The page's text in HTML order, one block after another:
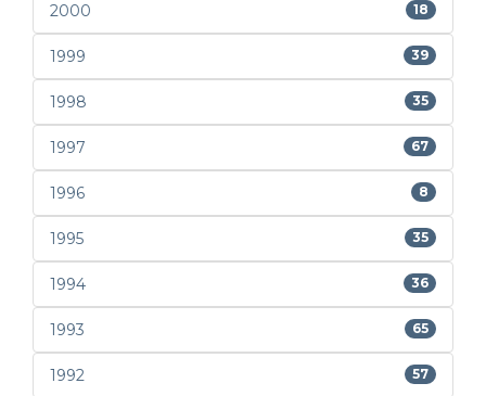
2000 18
1999 39
1998 35
1997 67
1996 8
1995 35
1994 36
1993 65
1992 57